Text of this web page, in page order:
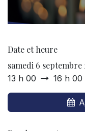
Date et heure
samedi 6 septembre
13 h 00 16 h 00